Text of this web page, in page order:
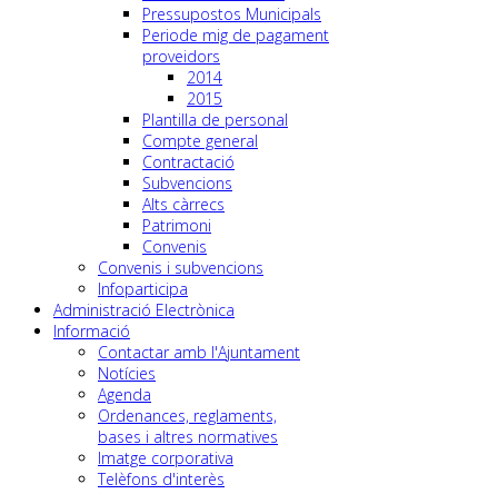
Pressupostos Municipals
Periode mig de pagament
proveidors
2014
2015
Plantilla de personal
Compte general
Contractació
Subvencions
Alts càrrecs
Patrimoni
Convenis
Convenis i subvencions
Infoparticipa
Administració Electrònica
Informació
Contactar amb l'Ajuntament
Notícies
Agenda
Ordenances, reglaments,
bases i altres normatives
Imatge corporativa
Telèfons d'interès